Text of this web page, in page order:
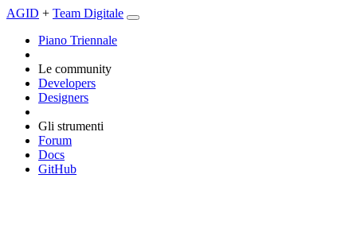
AGID + Team Digitale
Piano Triennale
Le community
Developers
Designers
Gli strumenti
Forum
Docs
GitHub